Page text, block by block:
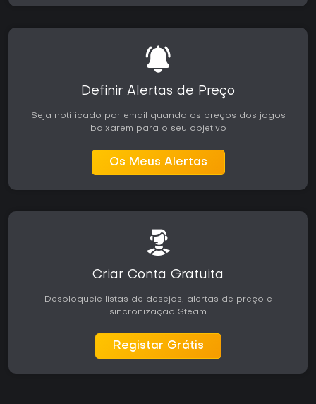
Definir Alertas de Preço
Seja notificado por email quando os preços dos jogos
baixarem para o seu objetivo
Os Meus Alertas
Criar Conta Gratuita
Desbloqueie listas de desejos, alertas de preço e
sincronização Steam
Registar Grátis